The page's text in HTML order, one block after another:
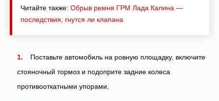
Читайте также: Обрыв ремня ГРМ Лада Калина —
последствия, гнутся ли клапана
Поставьте автомобиль на ровную площадку, включите
стояночный тормоз и подоприте задние колеса
противооткатными упорами.